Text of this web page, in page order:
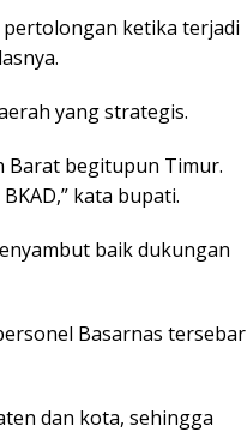
pertolongan ketika terjadi
yang strategis.
Barat begitupun Timur.
kata bupati.
baik dukungan
Basarnas tersebar
dan kota, sehingga